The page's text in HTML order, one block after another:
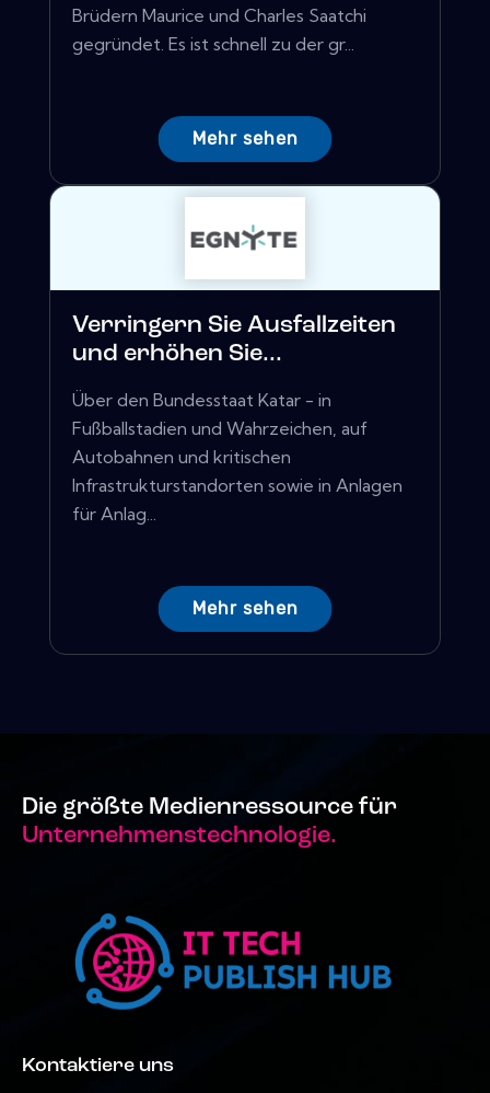
Brüdern Maurice und Charles Saatchi
gegründet. Es ist schnell zu der gr...
Mehr sehen
Verringern Sie Ausfallzeiten
und erhöhen Sie...
Über den Bundesstaat Katar - in
Fußballstadien und Wahrzeichen, auf
Autobahnen und kritischen
Infrastrukturstandorten sowie in Anlagen
für Anlag...
Mehr sehen
Die größte Medienressource für
Unternehmenstechnologie.
Kontaktiere uns